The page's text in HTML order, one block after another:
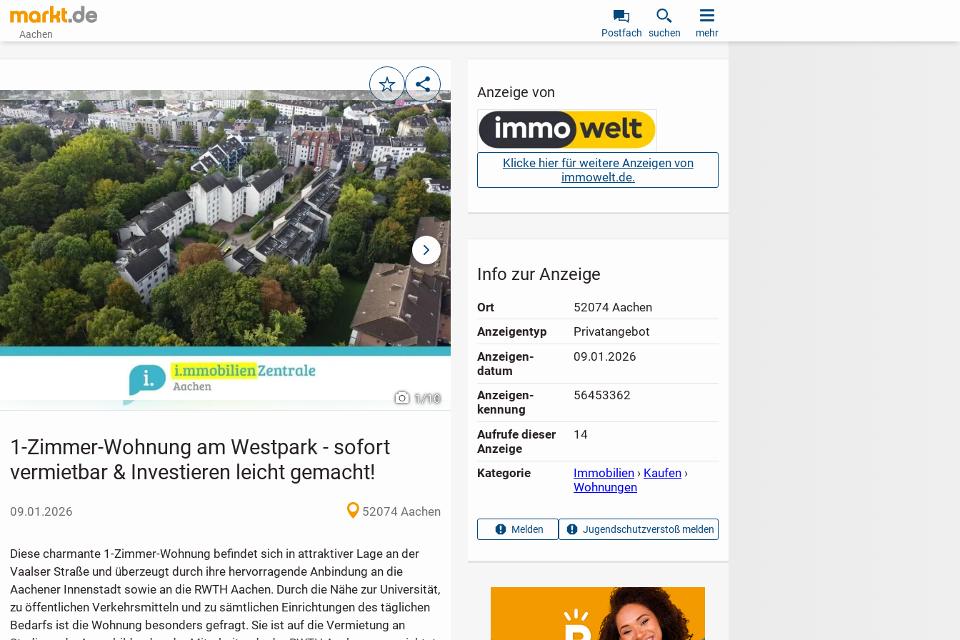
Aachen Postfach suchen mehr
MerkenTeilen
vorheriges Bild
1/10
nächstes Bild
1-Zimmer-Wohnung am Westpark - sofort
vermietbar & Investieren leicht gemacht!
09.01.2026 52074 Aachen
Diese charmante 1-Zimmer-Wohnung befindet sich in attraktiver Lage an der
Vaalser Straße und überzeugt durch ihre hervorragende Anbindung an die
Aachener Innenstadt sowie an die RWTH Aachen. Durch die Nähe zur Universität,
zu öffentlichen Verkehrsmitteln und zu sämtlichen Einrichtungen des täglichen
Bedarfs ist die Wohnung besonders gefragt. Sie ist auf die Vermietung an
Anzeige von
Klicke hier für weitere Anzeigen von
immowelt.de.
Info zur Anzeige
Ort
52074 Aachen
Anzeigen­typ
Privatangebot
Anzeigen­
datum
09.01.2026
Anzeigen­
kennung
56453362
Aufrufe dieser
Anzeige
14
Kategorie Immobilien › Kaufen ›
Wohnungen
Melden Jugendschutzverstoß melden